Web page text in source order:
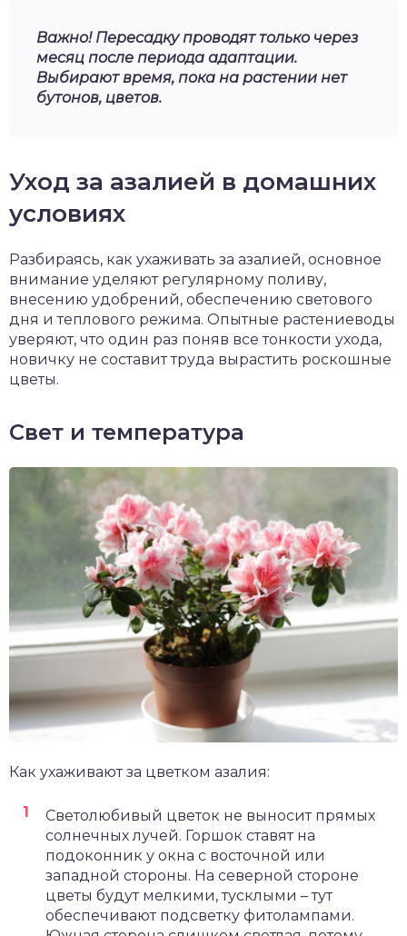
Важно! Пересадку проводят только через
месяц после периода адаптации.
Выбирают время, пока на растении нет
бутонов, цветов.
Уход за азалией в домашних
условиях
Разбираясь, как ухаживать за азалией, основное
внимание уделяют регулярному поливу,
внесению удобрений, обеспечению светового
дня и теплового режима. Опытные растениеводы
уверяют, что один раз поняв все тонкости ухода,
новичку не составит труда вырастить роскошные
цветы.
Свет и температура
Как ухаживают за цветком азалия:
Светолюбивый цветок не выносит прямых
солнечных лучей. Горшок ставят на
подоконник у окна с восточной или
западной стороны. На северной стороне
цветы будут мелкими, тусклыми – тут
обеспечивают подсветку фитолампами.